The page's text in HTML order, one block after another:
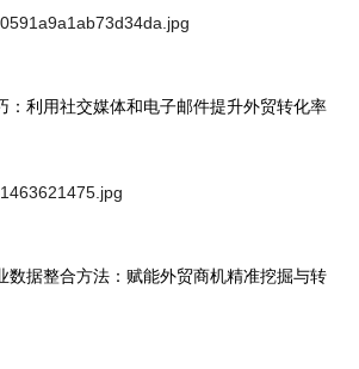
：利用社交媒体和电子邮件提升外贸转化率
数据整合方法：赋能外贸商机精准挖掘与转